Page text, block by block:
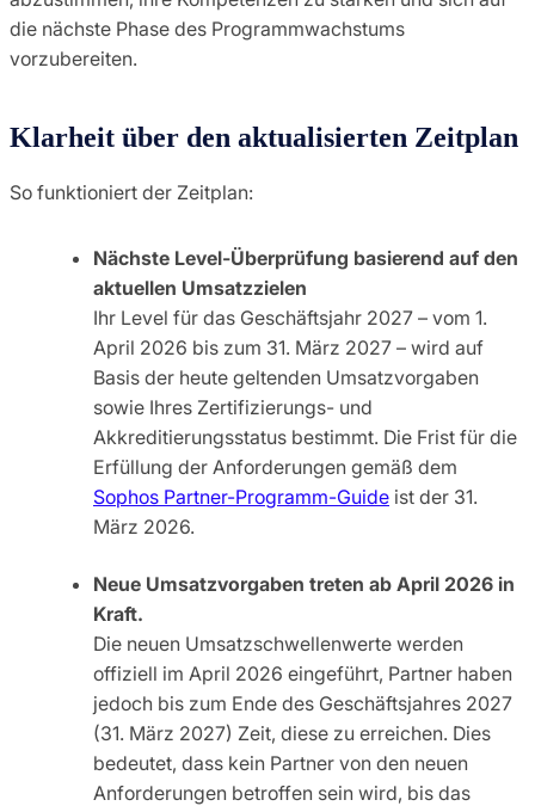
die nächste Phase des Programmwachstums
vorzubereiten.
Klarheit über den aktualisierten Zeitplan
So funktioniert der Zeitplan:
Nächste Level-Überprüfung basierend auf den
aktuellen Umsatzzielen
Ihr Level für das Geschäftsjahr 2027 – vom 1.
April 2026 bis zum 31. März 2027 – wird auf
Basis der heute geltenden Umsatzvorgaben
sowie Ihres Zertifizierungs- und
Akkreditierungsstatus bestimmt. Die Frist für die
Erfüllung der Anforderungen gemäß dem
Sophos Partner-Programm-Guide ist der 31.
März 2026.
Neue Umsatzvorgaben treten ab April 2026 in
Kraft.
Die neuen Umsatzschwellenwerte werden
offiziell im April 2026 eingeführt, Partner haben
jedoch bis zum Ende des Geschäftsjahres 2027
(31. März 2027) Zeit, diese zu erreichen. Dies
bedeutet, dass kein Partner von den neuen
Anforderungen betroffen sein wird, bis das